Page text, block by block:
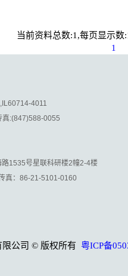
当前资料总数:1,每页显示数
1
4011
:(847)588-0055
1535号星联科研楼2幢2-4楼
真：86-21-5101-0160
限公司 © 版权所有 粤ICP备